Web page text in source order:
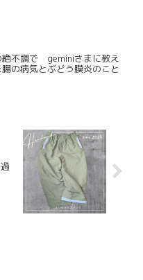
絶不調で geminiさまに教え
の病気とぶどう膜炎のこと